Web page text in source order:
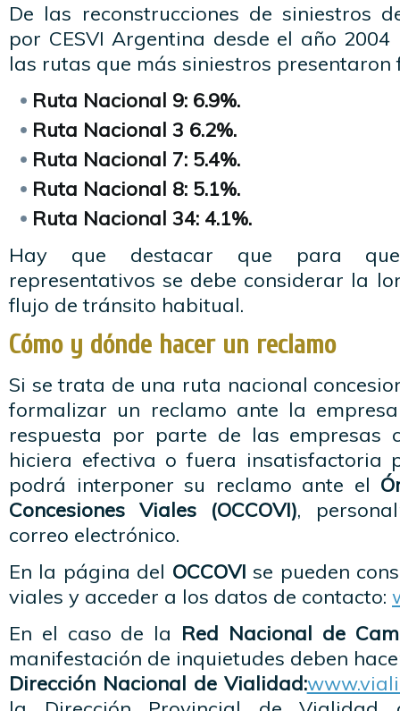
De las reconstrucciones de siniestros
por CESVI Argentina desde el año
las rutas que más siniestros presentaron
Ruta Nacional 9: 6.9%.
Ruta Nacional 3 6.2%.
Ruta Nacional 7: 5.4%.
Ruta Nacional 8: 5.1%.
Ruta Nacional 34: 4.1%.
Hay que destacar que para
representativos se debe considerar la
flujo de tránsito habitual.
Cómo y dónde hacer un reclamo
Si se trata de una ruta nacional
formalizar un reclamo ante la
respuesta por parte de las empresas
hiciera efectiva o fuera insatisfactoria
podrá interponer su reclamo ante el
Concesiones Viales (OCCOVI),
correo electrónico.
En la página del OCCOVI se pueden
viales y acceder a los datos de contacto:
En el caso de la Red Nacional de
manifestación de inquietudes deben
Dirección Nacional de Vialidad: